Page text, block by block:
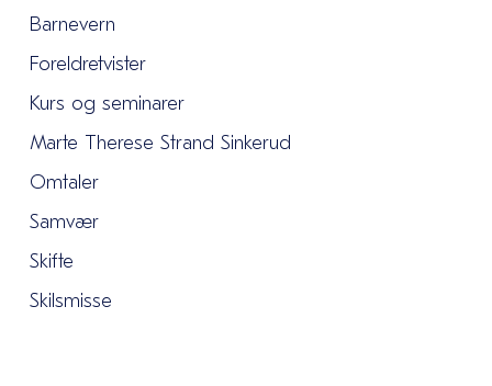
Barnevern
Foreldretvister
Kurs og seminarer
Marte Therese Strand Sinkerud
Omtaler
Samvær
Skifte
Skilsmisse